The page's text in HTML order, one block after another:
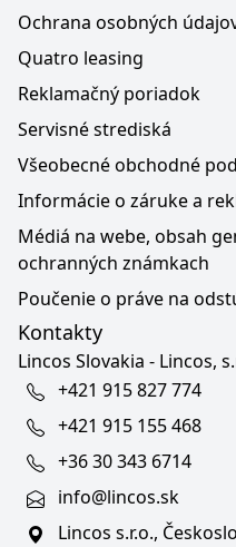
Ochrana osobných
Quatro leasing
Reklamačný poriadok
Servisné strediská
Všeobecné obchodné
Informácie o záruke a
Médiá na webe, obsah
ochranných známkach
Poučenie o práve na
Kontakty
Lincos Slovakia - Lincos,
+421 915 827 774
+421 915 155 468
+36 30 343 6714
info@lincos.sk
Lincos s.r.o.,